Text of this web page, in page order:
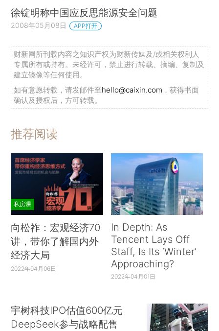
徐锭明称中国应反思能源安全问题
2008年05月08日 APP打开
财新网所刊载内容之知识产权为财新传媒及/或相关权利人
专属所有或持有。未经许可，禁止进行转载、摘编、复制及
建立镜像等任何使用。
如有意愿转载，请发邮件至hello@caixin.com ，获得书面
确认及授权后，方可转载。
推荐阅读
私房课
向松祚：宏观经济70
讲，带你了解国内外
经济大局
2022年04月06日
In Depth: As
Tencent Lays Off
Staff, Is Its ‘Winter’
Approaching?
2022年04月01日
宇树科技IPO估值600亿元
DeepSeek参与战略配售